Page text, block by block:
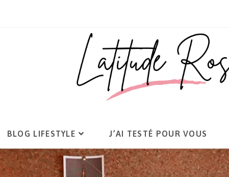
BLOG LIFESTYLE J’AI TESTÉ POUR VOUS